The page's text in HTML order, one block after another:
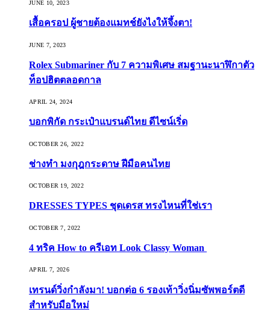
JUNE 10, 2023
เสื้อครอป ผู้ชายต้องแมทช์ยังไงให้จึ้งตา!
JUNE 7, 2023
Rolex Submariner กับ 7 ความพิเศษ สมฐานะนาฬิกาตัว
ท็อปฮิตตลอดกาล
APRIL 24, 2024
บอกพิกัด กระเป๋าแบรนด์ไทย ดีไซน์เริ่ด
OCTOBER 26, 2022
ช่างทำ มงกุฎกระดาษ ฝีมือคนไทย
OCTOBER 19, 2022
DRESSES TYPES ชุดเดรส ทรงไหนที่ใช่เรา
OCTOBER 7, 2022
4 ทริค How to ครีเอท Look Classy Woman
APRIL 7, 2026
เทรนด์วิ่งกำลังมา! บอกต่อ 6 รองเท้าวิ่งนิ่มซัพพอร์ตดี
สำหรับมือใหม่